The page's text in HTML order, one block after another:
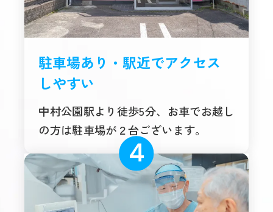
駐車場あり・駅近でアクセス
しやすい
中村公園駅より徒歩5分、お車でお越し
の方は駐車場が２台ございます。